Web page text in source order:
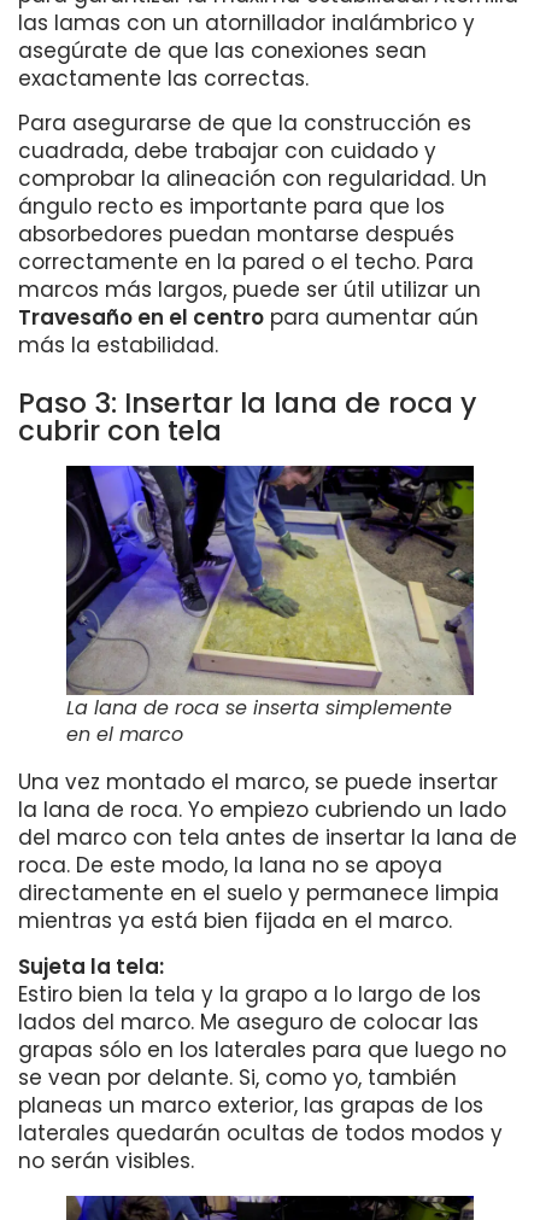
las lamas con un atornillador inalámbrico y
asegúrate de que las conexiones sean
exactamente las correctas.
Para asegurarse de que la construcción es
cuadrada, debe trabajar con cuidado y
comprobar la alineación con regularidad. Un
ángulo recto es importante para que los
absorbedores puedan montarse después
correctamente en la pared o el techo. Para
marcos más largos, puede ser útil utilizar un
Travesaño en el centro para aumentar aún
más la estabilidad.
Paso 3: Insertar la lana de roca y
cubrir con tela
La lana de roca se inserta simplemente
en el marco
Una vez montado el marco, se puede insertar
la lana de roca. Yo empiezo cubriendo un lado
del marco con tela antes de insertar la lana de
roca. De este modo, la lana no se apoya
directamente en el suelo y permanece limpia
mientras ya está bien fijada en el marco.
Sujeta la tela:
Estiro bien la tela y la grapo a lo largo de los
lados del marco. Me aseguro de colocar las
grapas sólo en los laterales para que luego no
se vean por delante. Si, como yo, también
planeas un marco exterior, las grapas de los
laterales quedarán ocultas de todos modos y
no serán visibles.